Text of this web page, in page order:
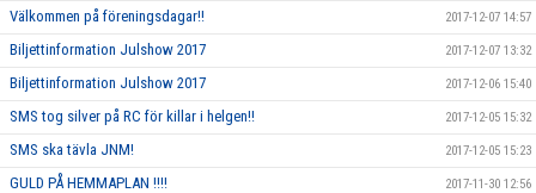
Välkommen på föreningsdagar!! 2017-12-07 14:57
Biljettinformation Julshow 2017 2017-12-07 13:32
Biljettinformation Julshow 2017 2017-12-06 15:40
SMS tog silver på RC för killar i helgen!! 2017-12-05 15:32
SMS ska tävla JNM! 2017-12-05 15:23
GULD PÅ HEMMAPLAN !!!! 2017-11-30 12:56